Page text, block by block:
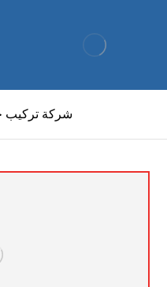
شركة تركيب